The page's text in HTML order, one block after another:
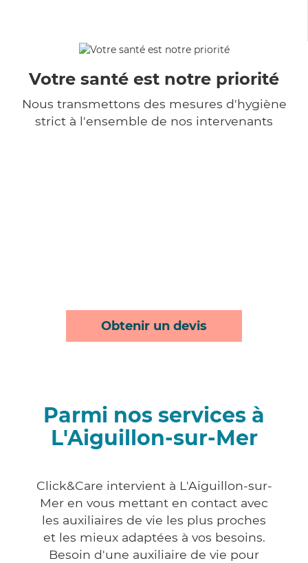
Votre santé est notre priorité
Nous transmettons des mesures d'hygiène
strict à l'ensemble de nos intervenants
Obtenir un devis
Parmi nos services à
L'Aiguillon-sur-Mer
Click&Care intervient à L'Aiguillon-sur-
Mer en vous mettant en contact avec
les auxiliaires de vie les plus proches
et les mieux adaptées à vos besoins.
Besoin d'une auxiliaire de vie pour